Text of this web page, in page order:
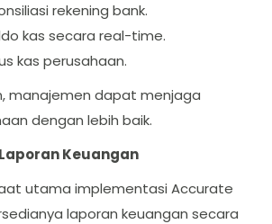
rekening bank.
kas secara real-time.
kas perusahaan.
manajemen dapat menjaga
dengan lebih baik.
Keuangan
utama implementasi Accurate
laporan keuangan secara